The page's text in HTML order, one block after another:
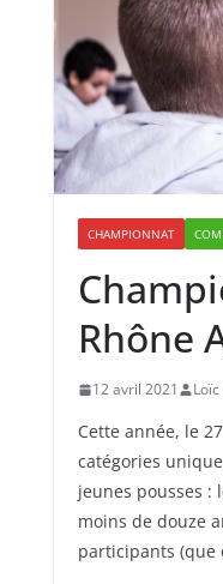
CHAMPIONNAT
Rhône
12 avril 2021
Cette année, le
catégories
jeunes pousses :
moins de douze
participants (que